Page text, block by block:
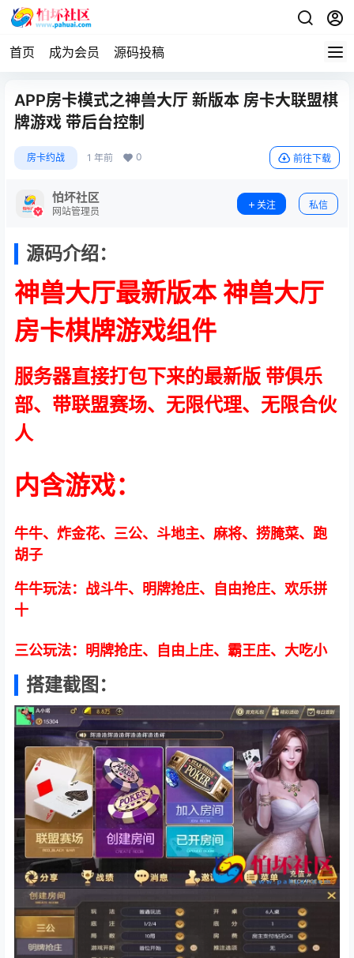
首页 成为会员 源码投稿
APP房卡模式之神兽大厅 新版本 房卡大联盟棋
牌游戏 带后台控制
房卡约战 1 年前 0 前往下载
怕坏社区
网站管理员
关注 私信
源码介绍：
神兽大厅最新版本 神兽大厅
房卡棋牌游戏组件
服务器直接打包下来的最新版 带俱乐
部、带联盟赛场、无限代理、无限合伙
人
内含游戏：
牛牛、炸金花、三公、斗地主、麻将、捞腌菜、跑
胡子
牛牛玩法：战斗牛、明牌抢庄、自由抢庄、欢乐拼
十
三公玩法：明牌抢庄、自由上庄、霸王庄、大吃小
搭建截图：